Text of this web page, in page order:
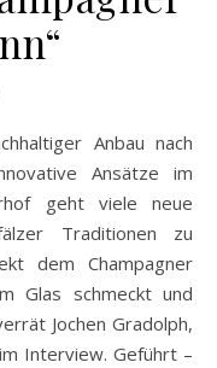
Ansätze im
geht viele neue
Traditionen zu
dem Champagner
Glas schmeckt und
Jochen Gradolph,
Interview. Geführt –